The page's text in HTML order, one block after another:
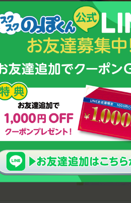
湯田貴江
心理カウンセ
ラー・講師
鈴木雅幸
薬剤師
笹尾真波